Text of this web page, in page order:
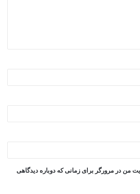
من در مرورگر برای زمانی که دوباره دیدگاهی